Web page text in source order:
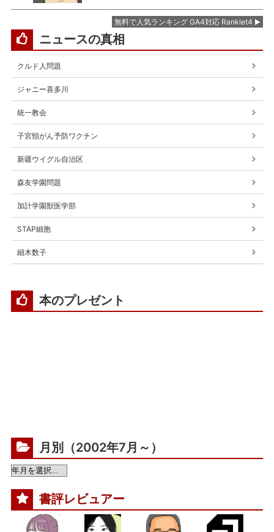
無料で人気ランキング GA4対応 Ranklet4
ニュースの真相
クルド人問題
ジャニー喜多川
統一教会
子宮頸がん予防ワクチン
新疆ウイグル自治区
森友学園問題
加計学園獣医学部
STAP細胞
細木数子
本のプレゼント
月別（2002年7月～）
書評レビュアー